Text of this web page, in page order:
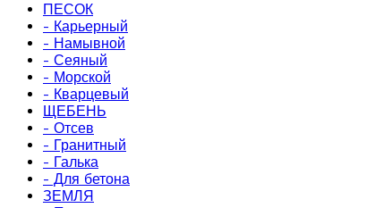
ПЕСОК
- Карьерный
- Намывной
- Сеяный
- Морской
- Кварцевый
ЩЕБЕНЬ
- Отсев
- Гранитный
- Галька
- Для бетона
ЗЕМЛЯ